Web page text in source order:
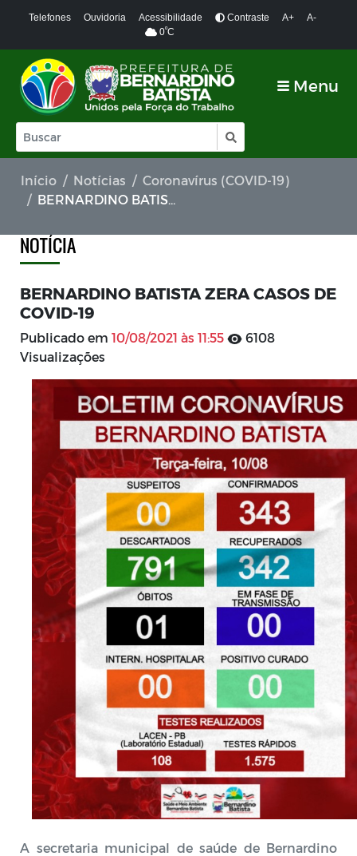
Telefones Ouvidoria Acessibilidade Contraste A+
A-
0ºC
Menu
Início Notícias
Coronavírus (COVID-19)
BERNARDINO BATISTA ZERA CASOS DE COVID-19
NOTÍCIA
BERNARDINO BATISTA ZERA CASOS DE
COVID-19
Publicado em 10/08/2021 às 11:55
6108
Visualizações
A secretaria municipal de saúde de Bernardino